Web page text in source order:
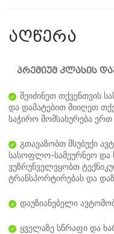
აღწერა
პრემიუმ კლასის
შეიძინეთ თქვენთვის
და დამატებით მიიღეთ
საჭირო მომსახურება ერთ
გთავაზობთ მსუბუქი
სასოფლო-სამეურნეო და
ვუზრუნველვყობთ
ტრანსპორტირებას და
დაუზიანებელი
ყველაზე სწრაფი და